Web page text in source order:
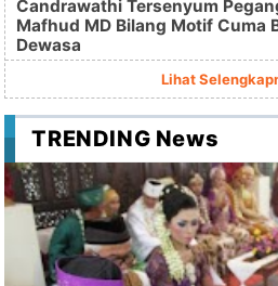
Candrawathi Tersenyum
Mafhud MD Bilang Motif Cuma
Dewasa
Lihat
TRENDING News